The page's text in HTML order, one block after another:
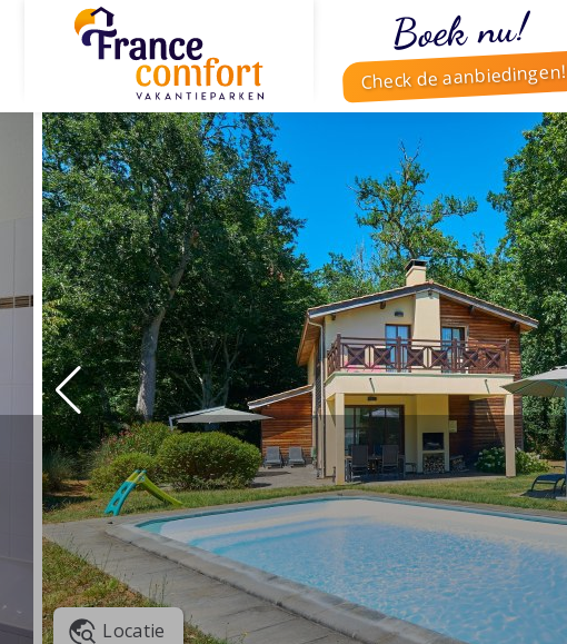
Boek nu!
Check de aanbiedingen!
Locatie